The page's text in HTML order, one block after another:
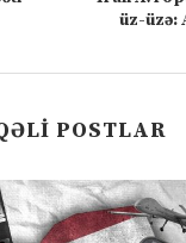
üz-üzə:
POSTLAR